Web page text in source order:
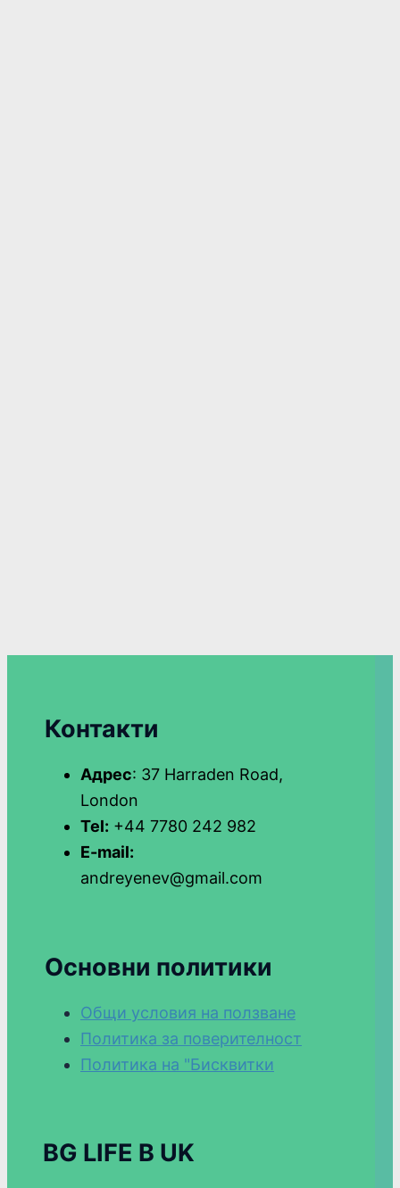
Контакти
Адрес: 37 Harraden Road,
London
Tel: +44 7780 242 982
E-mail:
andreyenev@gmail.com
Основни политики
Общи условия на ползване
Политика за поверителност
Политика на "Бисквитки
BG LIFE В UK